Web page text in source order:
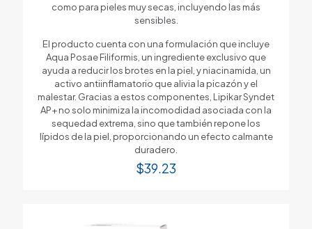
como para pieles muy secas, incluyendo las más
sensibles.
El producto cuenta con una formulación que incluye
Aqua Posae Filiformis, un ingrediente exclusivo que
ayuda a reducir los brotes en la piel, y niacinamida, un
activo antiinflamatorio que alivia la picazón y el
malestar. Gracias a estos componentes, Lipikar Syndet
AP+ no solo minimiza la incomodidad asociada con la
sequedad extrema, sino que también repone los
lípidos de la piel, proporcionando un efecto calmante
duradero.
$39.23